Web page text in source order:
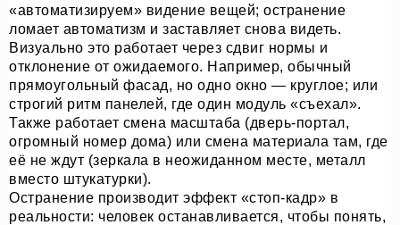
«автоматизируем» видение вещей; остранение
ломает автоматизм и заставляет снова видеть.
Визуально это работает через сдвиг нормы и
отклонение от ожидаемого. Например, обычный
прямоугольный фасад, но одно окно — круглое; или
строгий ритм панелей, где один модуль «съехал».
Также работает смена масштаба (дверь-портал,
огромный номер дома) или смена материала там, где
её не ждут (зеркала в неожиданном месте, металл
вместо штукатурки).
Остранение производит эффект «стоп-кадр» в
реальности: человек останавливается, чтобы понять,